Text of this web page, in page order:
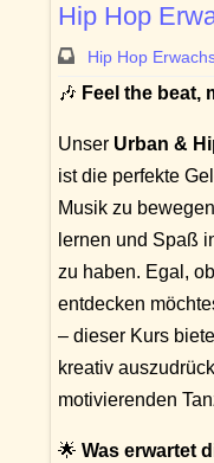
Hip Hop
Hip Hop
🎶 Feel the beat,
Unser Urban &
ist die perfekte
Musik zu
lernen und Spaß
zu haben. Egal,
entdecken
– dieser Kurs
kreativ
motivierenden
🌟 Was erwartet